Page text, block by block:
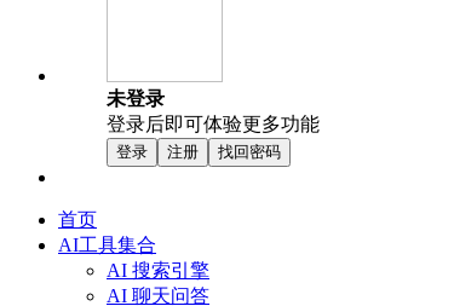
未登录
登录后即可体验更多功能
登录 注册 找回密码
首页
AI工具集合
AI 搜索引擎
AI 聊天问答